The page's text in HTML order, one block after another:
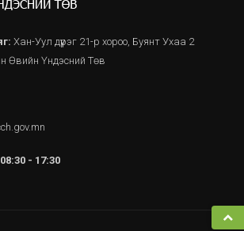
Хан-Уул дүүрэг 21-р хороо, Буянт Ухаа 2
Өвийн Үндэсний Төв
08:30 - 17:30